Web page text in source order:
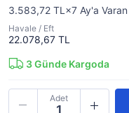
3.583,72 TL×7 Ay'a Varan
Havale / Eft
22.078,67 TL
3Günde Kargoda
Adet